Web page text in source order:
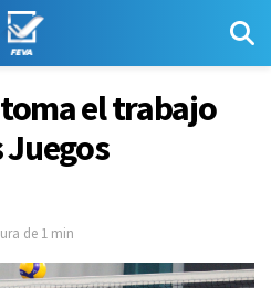
el trabajo
Juegos
de 1 min